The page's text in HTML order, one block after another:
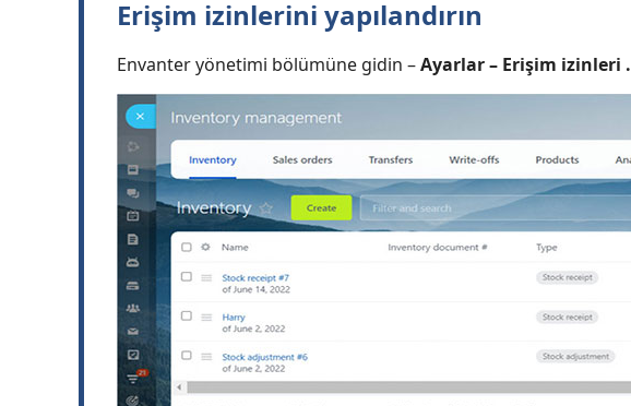
Erişim izinlerini yapılandırın
Envanter yönetimi bölümüne gidin –Ayarlar – Erişim izinleri .